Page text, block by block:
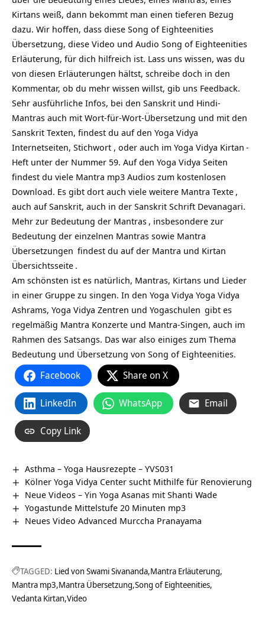
Kirtans weiß, dann bekommt man einen tieferen Bezug
dazu. Wir hoffen, dass diese Song of Eighteenities
Übersetzung, diese Video und Audio Song of Eighteenities
Erläuterung, für dich hilfreich ist. Lass uns wissen, was du
von diesen Erläuterungen hältst, schreibe doch in den
Kommentar, ob du mehr wissen willst, gib uns Feedback.
Sehr ausführliche Infos, bei den Sanskrit und Hindi-
Mantras auch mit Wort-für-Wort-Übersetzung und mit den
Sanskrit Texten, findest du auf den Yoga Vidya
Internetseiten, Stichwort , oder auch im Yoga Vidya Kirtan -
Heft unter der Nummer 59. Auf den Yoga Vidya Seiten
findest du viele Mantra mp3 Audios zum kostenlosen
Download. Es gibt dort auch viele weitere Mantra Texte ,
auch auf Sanskrit, auch in der Sanskrit Schrift Devanagari.
Mehr zur Bedeutung der Mantras , insbesondere zur
Bedeutung der einzelnen Mantras sowie Mantra
Übersetzungen findest du aufder Mantra und Kirtan
Übersichtsseite .
Am schönsten ist es natürlich, Mantras, Kirtans und Lieder
in einer Gruppe zu singen. In den Yoga Vidya Yoga Vidya
Ashrams, Yoga Vidya Zentren und Yogaschulen gibt es
regelmäßig Mantra Konzerte und Mantra-Singen, auch im
Rahmen des Satsangs. Das war also einiges zum Thema
Bedeutung und Übersetzung von Song of Eighteenities.
Facebook Share on X
LinkedIn WhatsApp Email
Copy Link
Asthma – Yoga Hausrezepte – YVS031
Kölner Yoga Vidya Center sucht Mithilfe für Renovierung
Neue Videos – Yin Yoga Asanas mit Shanti Wade
Yogastunde Mittelstufe 20 Minuten mp3
Neues Video Advanced Murccha Pranayama
TAGGED: Lied von Swami Sivananda Mantra Erläuterung
Mantra mp3 Mantra Übersetzung Song of Eighteenities
Vedanta Kirtan Video